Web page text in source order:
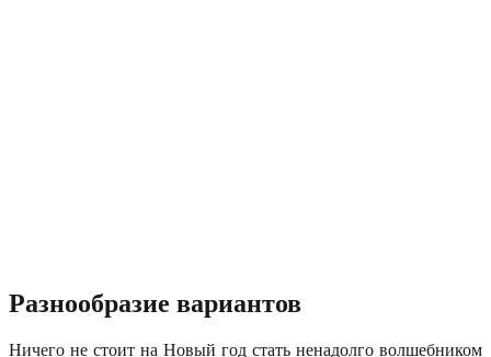
Разнообразие вариантов
Ничего не стоит на Новый год стать ненадолго волшебником